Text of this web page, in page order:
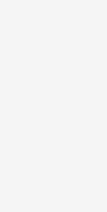
2 éclats blancs.